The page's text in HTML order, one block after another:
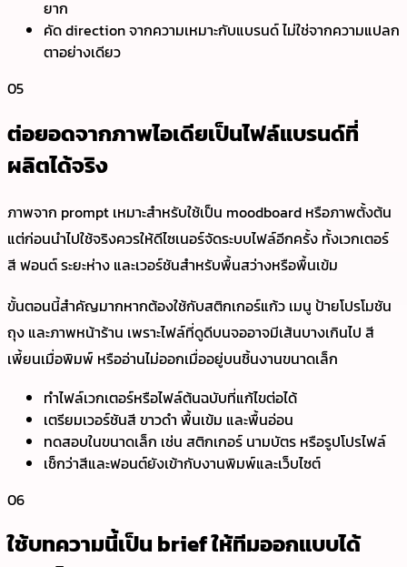
ยาก
คัด direction จากความเหมาะกับแบรนด์ ไม่ใช่จากความแปลก
ตาอย่างเดียว
05
ต่อยอดจากภาพไอเดียเป็นไฟล์แบรนด์ที่
ผลิตได้จริง
ภาพจาก prompt เหมาะสำหรับใช้เป็น moodboard หรือภาพตั้งต้น
แต่ก่อนนำไปใช้จริงควรให้ดีไซเนอร์จัดระบบไฟล์อีกครั้ง ทั้งเวกเตอร์
สี ฟอนต์ ระยะห่าง และเวอร์ชันสำหรับพื้นสว่างหรือพื้นเข้ม
ขั้นตอนนี้สำคัญมากหากต้องใช้กับสติกเกอร์แก้ว เมนู ป้ายโปรโมชัน
ถุง และภาพหน้าร้าน เพราะไฟล์ที่ดูดีบนจออาจมีเส้นบางเกินไป สี
เพี้ยนเมื่อพิมพ์ หรืออ่านไม่ออกเมื่ออยู่บนชิ้นงานขนาดเล็ก
ทำไฟล์เวกเตอร์หรือไฟล์ต้นฉบับที่แก้ไขต่อได้
เตรียมเวอร์ชันสี ขาวดำ พื้นเข้ม และพื้นอ่อน
ทดสอบในขนาดเล็ก เช่น สติกเกอร์ นามบัตร หรือรูปโปรไฟล์
เช็กว่าสีและฟอนต์ยังเข้ากับงานพิมพ์และเว็บไซต์
06
ใช้บทความนี้เป็น brief ให้ทีมออกแบบได้